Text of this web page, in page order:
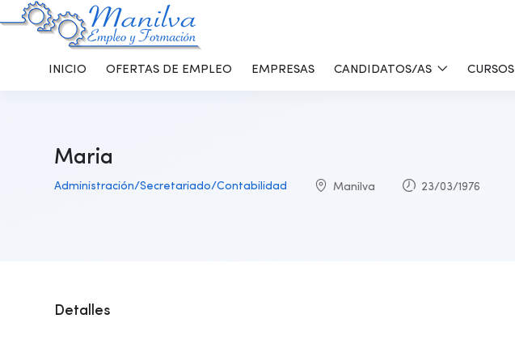
INICIO OFERTAS DE EMPLEO EMPRESAS CANDIDATOS/AS CURSOS
Maria
Administración/Secretariado/Contabilidad Manilva 23/03/1976
Detalles